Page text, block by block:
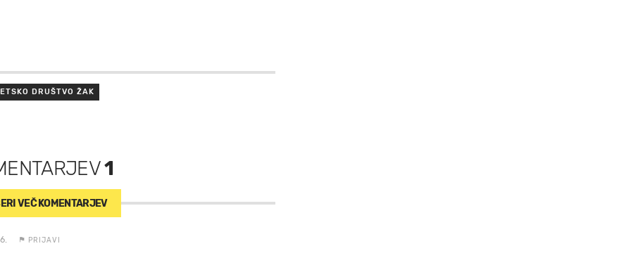
DRUŠTVO ŽAK
1
VEČ KOMENTARJEV
PRIJAVI